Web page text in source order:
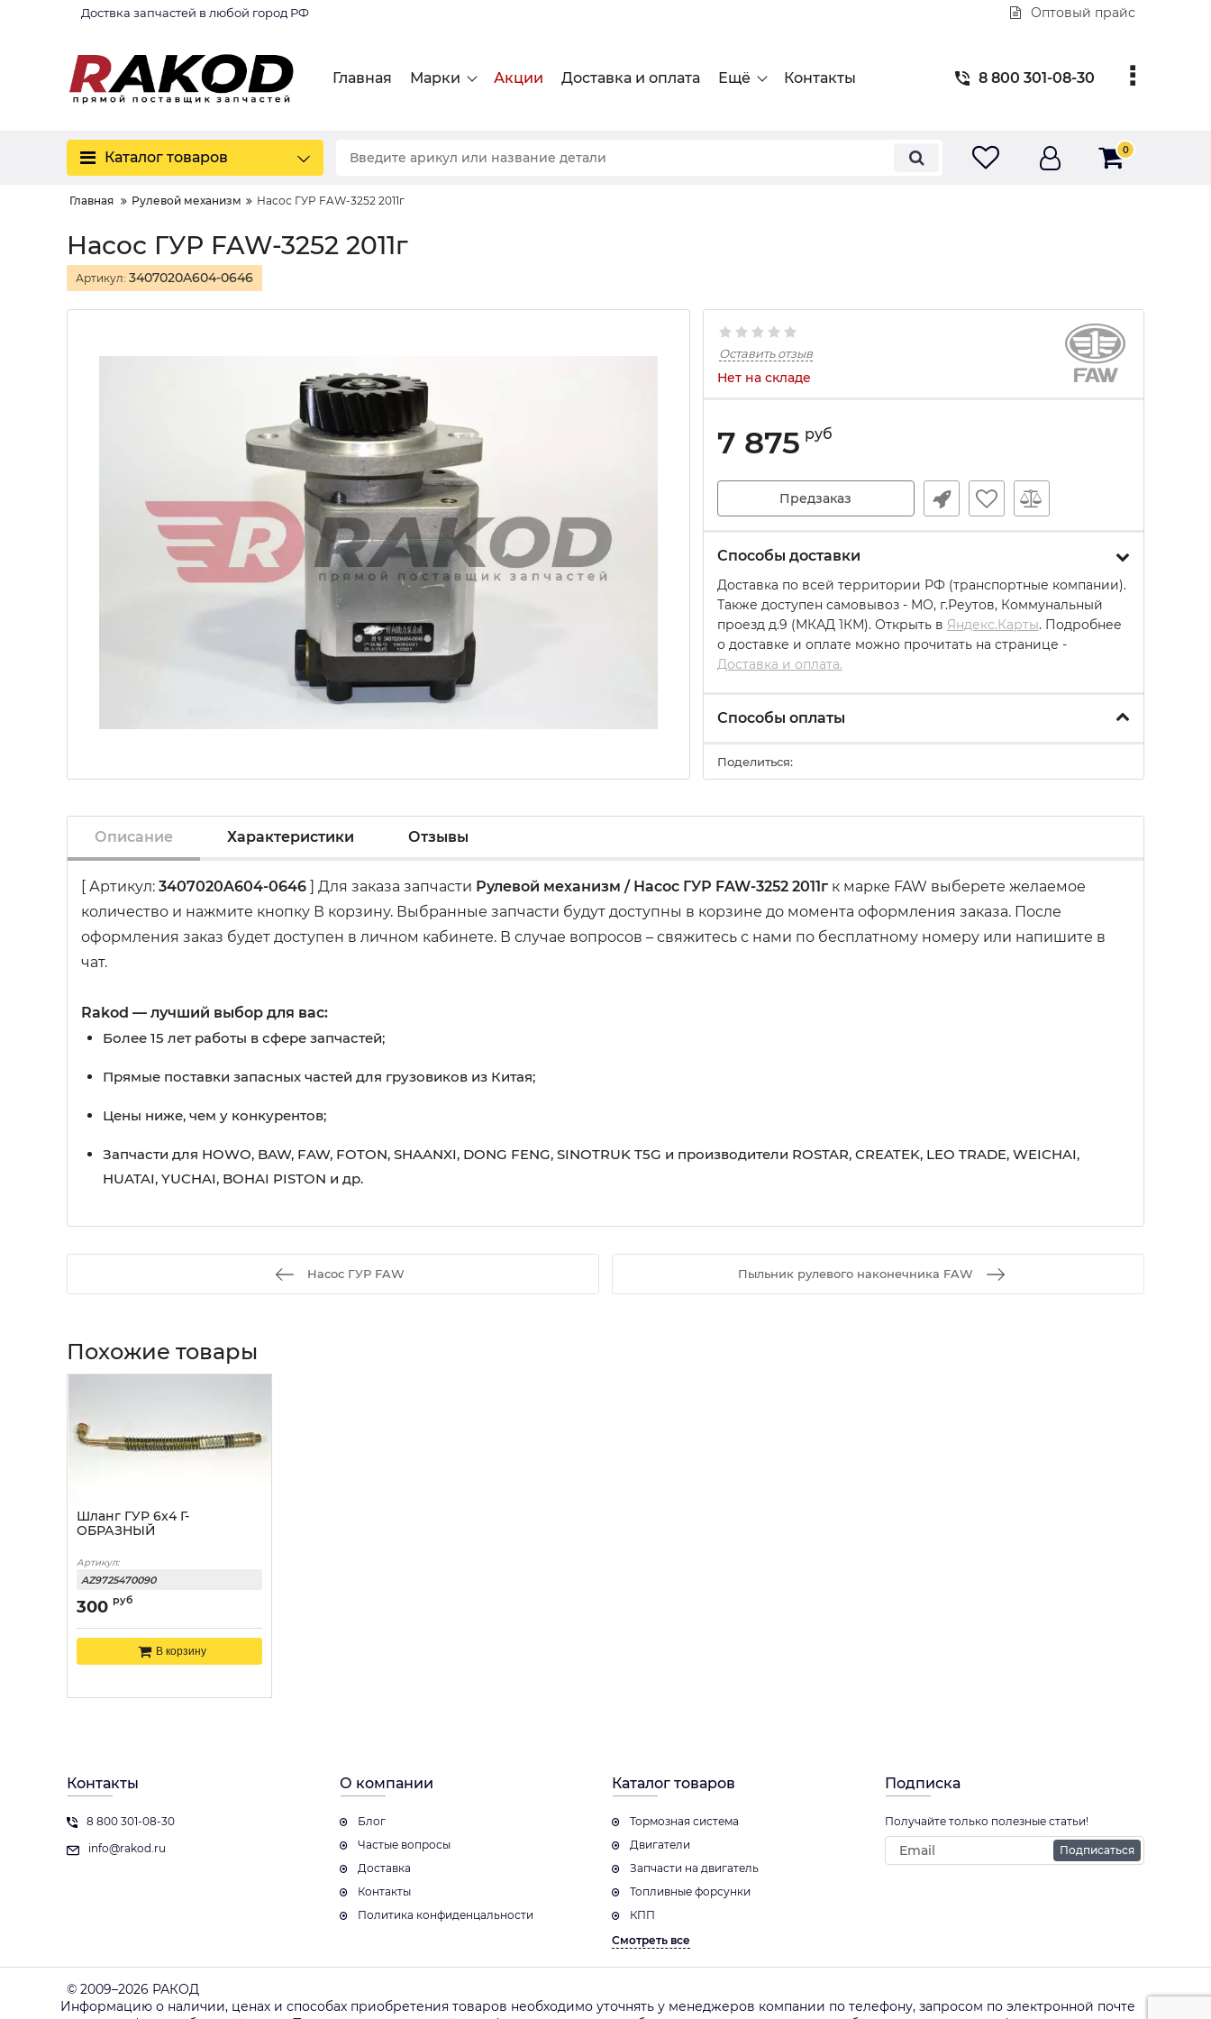
Доствка запчастей в любой город РФ Оптовый прайс
Главная Марки Акции Доставка и оплата Ещё Контакты 8 800 301-08-30
Каталог товаров 0
Главная Рулевой механизм Насос ГУР FAW-3252 2011г
Насос ГУР FAW-3252 2011г
Артикул: 3407020A604-0646
Оставить отзыв
Нет на складе
7 875 руб
Предзаказ
Способы доставки
Доставка по всей территории РФ (транспортные компании).
Также доступен самовывоз - МО, г.Реутов, Коммунальный
проезд д.9 (МКАД 1КМ). Открыть в Яндекс.Карты. Подробнее
о доставке и оплате можно прочитать на странице -
Доставка и оплата.
Способы оплаты
Поделиться:
Описание Характеристики Отзывы
[ Артикул: 3407020A604-0646 ] Для заказа запчасти Рулевой механизм / Насос ГУР FAW-3252 2011г к марке FAW выберете желаемое
количество и нажмите кнопку В корзину. Выбранные запчасти будут доступны в корзине до момента оформления заказа. После
оформления заказ будет доступен в личном кабинете. В случае вопросов – свяжитесь с нами по бесплатному номеру или напишите в
чат.
Rakod — лучший выбор для вас:
Более 15 лет работы в сфере запчастей;
Прямые поставки запасных частей для грузовиков из Китая;
Цены ниже, чем у конкурентов;
Запчасти для HOWO, BAW, FAW, FOTON, SHAANXI, DONG FENG, SINOTRUK T5G и производители ROSTAR, CREATEK, LEO TRADE, WEICHAI,
HUATAI, YUCHAI, BOHAI PISTON и др.
Насос ГУР FAW Пыльник рулевого наконечника FAW
Похожие товары
Шланг ГУР 6x4 Г-
ОБРАЗНЫЙ
Артикул:
AZ9725470090
300 руб
В корзину
Контакты
8 800 301-08-30
info@rakod.ru
О компании
Блог
Частые вопросы
Доставка
Контакты
Политика конфиденцальности
Каталог товаров
Тормозная система
Двигатели
Запчасти на двигатель
Топливные форсунки
КПП
Смотреть все
Подписка
Получайте только полезные статьи!
Подписаться
© 2009–2026 РАКОД
Информацию о наличии, ценах и способах приобретения товаров необходимо уточнять у менеджеров компании по телефону, запросом по электронной почте